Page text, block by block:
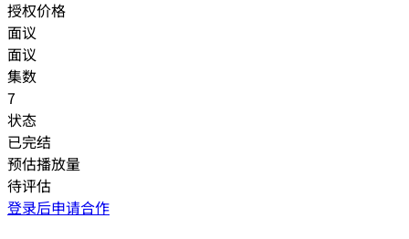
授权价格
面议
面议
集数
7
状态
已完结
预估播放量
待评估
登录后申请合作